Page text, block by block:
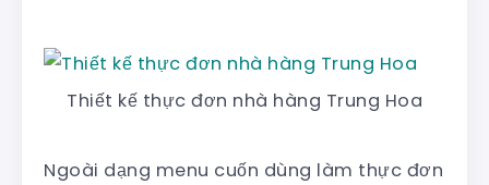
Thiết kế thực đơn nhà hàng Trung Hoa
Ngoài dạng menu cuốn dùng làm thực đơn